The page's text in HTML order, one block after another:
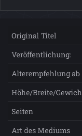
Original Titel
Veröffentlichung:
Alterempfehlung ab
Höhe/Breite/
Seiten
Art des Mediums